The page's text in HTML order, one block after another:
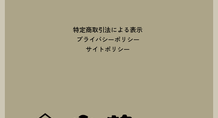
特定商取引法による表示
プライバシーポリシー
サイトポリシー